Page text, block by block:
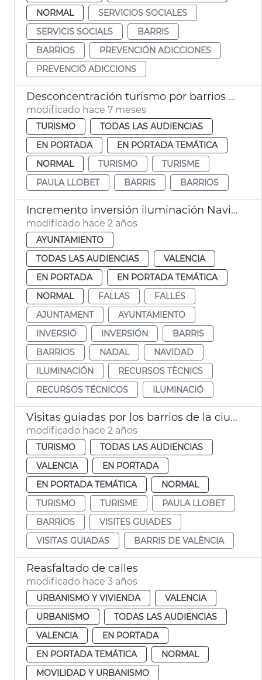
NORMAL
SERVICIOS SOCIALES
SERVICIS SOCIALS
BARRIS
BARRIOS
PREVENCIÓN ADICCIONES
PREVENCIÓ ADICCIONS
Desconcentración turismo por barrios de València
modificado hace 7 meses
TURISMO
TODAS LAS AUDIENCIAS
EN PORTADA
EN PORTADA TEMÁTICA
NORMAL
TURISMO
TURISME
PAULA LLOBET
BARRIS BARRIOS
Incremento inversión iluminación Navidad, Fallas y barrios
modificado hace 2 años
AYUNTAMIENTO
TODAS LAS AUDIENCIAS
VALENCIA
EN PORTADA
EN PORTADA TEMÁTICA
NORMAL
FALLAS
FALLES
AJUNTAMENT
AYUNTAMIENTO
INVERSIÓ
INVERSIÓN
BARRIS
BARRIOS
NADAL
NAVIDAD
ILUMINACIÓN
RECURSOS TÈCNICS
RECURSOS TÉCNICOS
ILUMINACIÓ
Visitas guiadas por los barrios de la ciudad
modificado hace 2 años
TURISMO
TODAS LAS AUDIENCIAS
VALENCIA
EN PORTADA
EN PORTADA TEMÁTICA
NORMAL
TURISMO
TURISME
PAULA LLOBET
BARRIOS
VISITES GUIADES
VISITAS GUIADAS
BARRIS DE VALÈNCIA
Reasfaltado de calles
modificado hace 3 años
URBANISMO Y VIVIENDA
VALENCIA
URBANISMO
TODAS LAS AUDIENCIAS
VALENCIA
EN PORTADA
EN PORTADA TEMÁTICA
NORMAL
MOVILIDAD Y URBANISMO